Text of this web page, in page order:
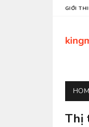
GIỚI
Thị